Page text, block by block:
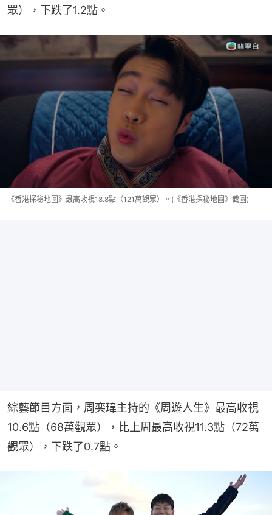
眾），下跌了1.2點。
《香港探秘地圖》最高收視18.8點（121萬觀眾）。(《香港探秘地圖》截圖)
綜藝節目方面，周奕瑋主持的《周遊人生》最高收視
10.6點（68萬觀眾），比上周最高收視11.3點（72萬
觀眾），下跌了0.7點。